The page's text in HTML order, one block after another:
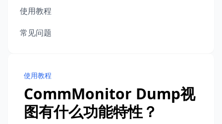
使用教程
常见问题
使用教程
CommMonitor Dump视
图有什么功能特性？